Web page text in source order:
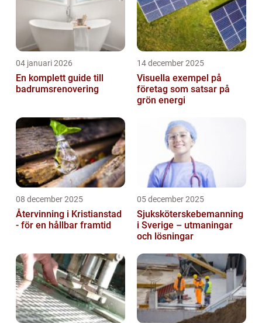
04 januari 2026
En komplett guide till
badrumsrenovering
14 december 2025
Visuella exempel på
företag som satsar på
grön energi
08 december 2025
Återvinning i Kristianstad
- för en hållbar framtid
05 december 2025
Sjuksköterskebemanning
i Sverige – utmaningar
och lösningar